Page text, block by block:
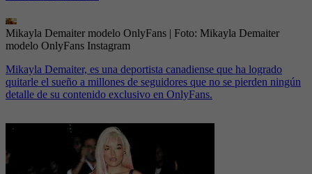
Mikayla Demaiter modelo OnlyFans | Foto: Mikayla Demaiter
modelo OnlyFans Instagram
Mikayla Demaiter, es una deportista canadiense que ha logrado
quitarle el sueño a millones de seguidores que no se pierden ningún
detalle de su contenido exclusivo en OnlyFans.